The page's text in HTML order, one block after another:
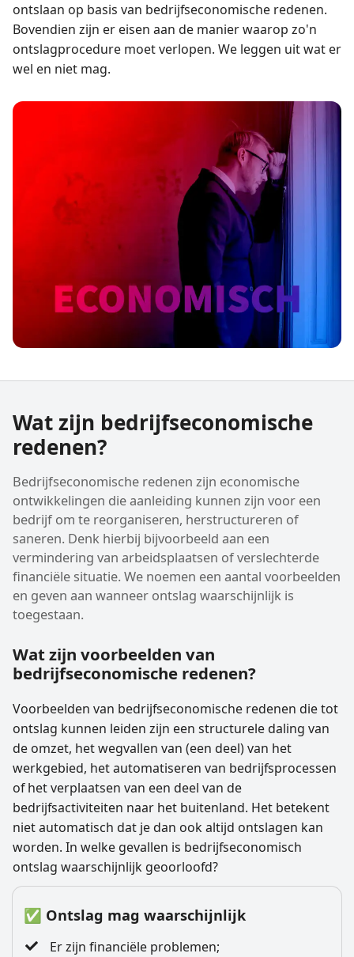
ontslaan op basis van bedrijfseconomische redenen.
Bovendien zijn er eisen aan de manier waarop zo'n
ontslagprocedure moet verlopen. We leggen uit wat er
wel en niet mag.
Wat zijn bedrijfseconomische
redenen?
Bedrijfseconomische redenen zijn economische
ontwikkelingen die aanleiding kunnen zijn voor een
bedrijf om te reorganiseren, herstructureren of
saneren. Denk hierbij bijvoorbeeld aan een
vermindering van arbeidsplaatsen of verslechterde
financiële situatie. We noemen een aantal voorbeelden
en geven aan wanneer ontslag waarschijnlijk is
toegestaan.
Wat zijn voorbeelden van
bedrijfseconomische redenen?
Voorbeelden van bedrijfseconomische redenen die tot
ontslag kunnen leiden zijn een structurele daling van
de omzet, het wegvallen van (een deel) van het
werkgebied, het automatiseren van bedrijfsprocessen
of het verplaatsen van een deel van de
bedrijfsactiviteiten naar het buitenland. Het betekent
niet automatisch dat je dan ook altijd ontslagen kan
worden. In welke gevallen is bedrijfseconomisch
ontslag waarschijnlijk geoorloofd?
✅ Ontslag mag waarschijnlijk
Er zijn financiële problemen;